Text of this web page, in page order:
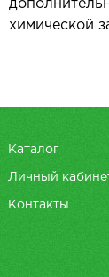
химической
Каталог
Личный
Контакты